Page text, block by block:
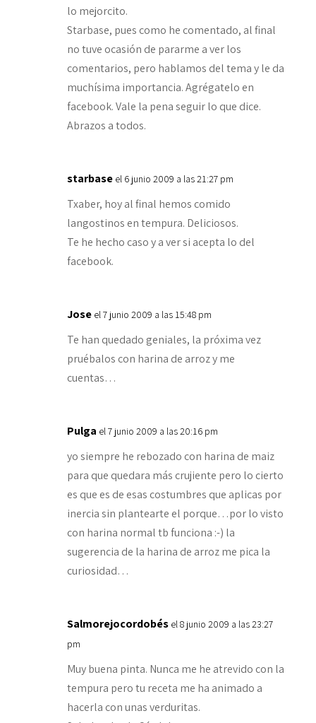
lo mejorcito.
Starbase, pues como he comentado, al final
no tuve ocasión de pararme a ver los
comentarios, pero hablamos del tema y le da
muchísima importancia. Agrégatelo en
facebook. Vale la pena seguir lo que dice.
Abrazos a todos.
starbase el 6 junio 2009 a las 21:27 pm
Txaber, hoy al final hemos comido
langostinos en tempura. Deliciosos.
Te he hecho caso y a ver si acepta lo del
facebook.
Jose el 7 junio 2009 a las 15:48 pm
Te han quedado geniales, la próxima vez
pruébalos con harina de arroz y me
cuentas…
Pulga el 7 junio 2009 a las 20:16 pm
yo siempre he rebozado con harina de maiz
para que quedara más crujiente pero lo cierto
es que es de esas costumbres que aplicas por
inercia sin plantearte el porque…por lo visto
con harina normal tb funciona :-) la
sugerencia de la harina de arroz me pica la
curiosidad…
Salmorejocordobés el 8 junio 2009 a las 23:27
pm
Muy buena pinta. Nunca me he atrevido con la
tempura pero tu receta me ha animado a
hacerla con unas verduritas.